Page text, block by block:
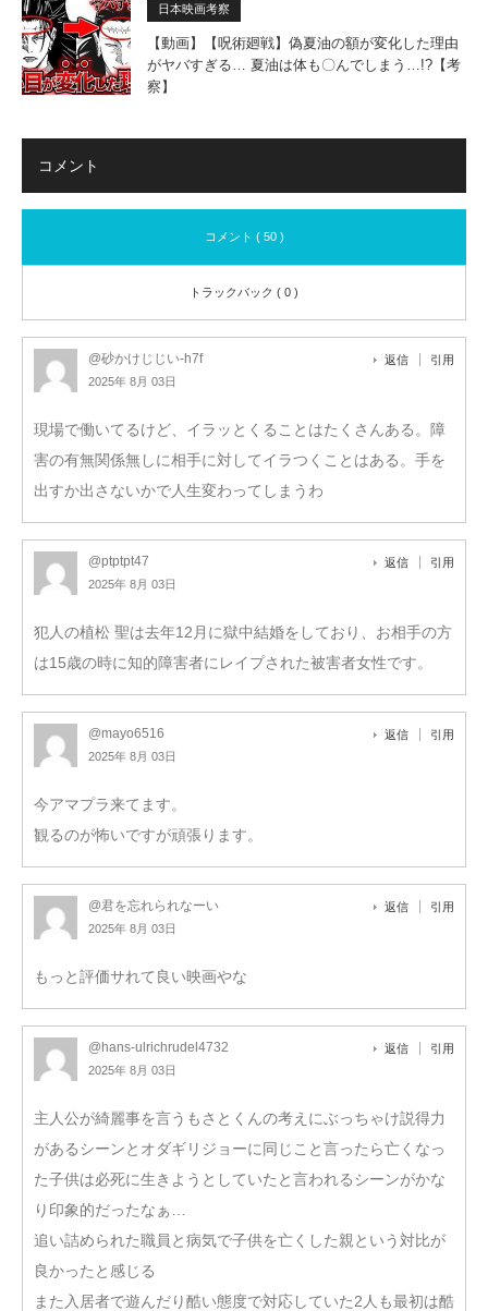
日本映画考察
【動画】【呪術廻戦】偽夏油の額が変化した理由
がヤバすぎる… 夏油は体も〇んでしまう…!?【考
察】
コメント
コメント ( 50 )
トラックバック ( 0 )
@砂かけじじい-h7f
2025年 8月 03日
返信 引用
現場で働いてるけど、イラッとくることはたくさんある。障
害の有無関係無しに相手に対してイラつくことはある。手を
出すか出さないかで人生変わってしまうわ
@ptptpt47
2025年 8月 03日
返信 引用
犯人の植松 聖は去年12月に獄中結婚をしており、お相手の方
は15歳の時に知的障害者にレイプされた被害者女性です。
@mayo6516
2025年 8月 03日
返信 引用
今アマプラ来てます。
観るのが怖いですが頑張ります。
@君を忘れられなーい
2025年 8月 03日
返信 引用
もっと評価サれて良い映画やな
@hans-ulrichrudel4732
2025年 8月 03日
返信 引用
主人公が綺麗事を言うもさとくんの考えにぶっちゃけ説得力
があるシーンとオダギリジョーに同じこと言ったら亡くなっ
た子供は必死に生きようとしていたと言われるシーンがかな
り印象的だったなぁ…
追い詰められた職員と病気で子供を亡くした親という対比が
良かったと感じる
また入居者で遊んだり酷い態度で対応していた2人も最初は酷